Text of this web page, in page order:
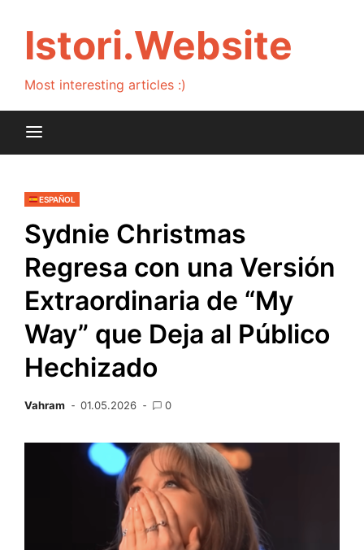
contentIstori.Website
Most interesting articles :)
ESPAÑOL
Sydnie Christmas
Regresa con una Versión
Extraordinaria de “My
Way” que Deja al Público
Hechizado
Vahram 01.05.2026 0